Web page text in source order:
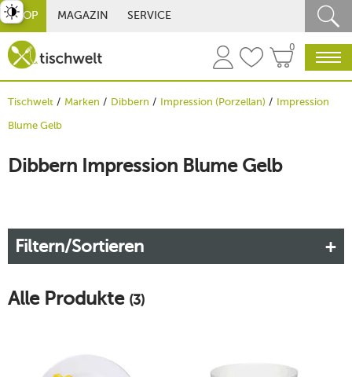
SHOP MAGAZIN SERVICE
0
Tischwelt Marken Dibbern Impression (Porzellan)
Impression
Blume Gelb
Dibbern Impression Blume Gelb
Filtern/Sortieren
Alle Produkte (3)
umschalten